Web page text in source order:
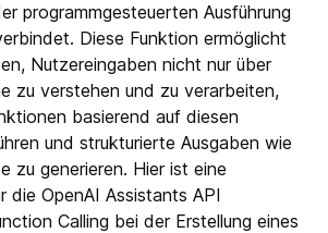
programmgesteuerten Ausführung
Diese Funktion ermöglicht
Nutzereingaben nicht nur über
zu verstehen und zu verarbeiten,
basierend auf diesen
und strukturierte Ausgaben wie
zu generieren. Hier ist eine
die OpenAI Assistants API
Calling bei der Erstellung eines